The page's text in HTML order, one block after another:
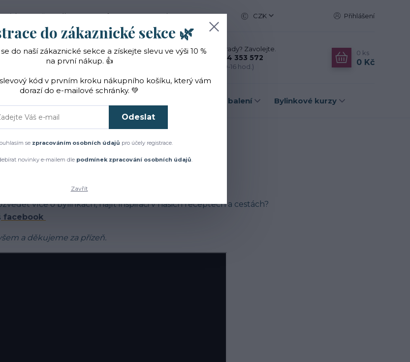
Vše o nákupu Reference Kontakt CZK Přihlášení
Hledat
Nevíte si rady? Zavolejte.
+420 774 353 572
(Po-Pá, 10-16 hod.)
0 ks
0 Kč
Dárková balení Bylinkové kurzy
Úvod Blog
více o bylinkách, najít inspiraci v našich receptech a cestách?
facebook
a děkujeme za přízeň.
do zákaznické sekce 🌿
do naší zákaznické sekce a získejte slevu ve výši 10 %
na první nákup. 👍
kód v prvním kroku nákupního košíku, který vám
dorazí do e-mailové schránky. 💚
Odeslat
se zpracováním osobních údajů pro účely registrace.
novinky e-mailem dle podmínek zpracování osobních údajů.
Zavřít